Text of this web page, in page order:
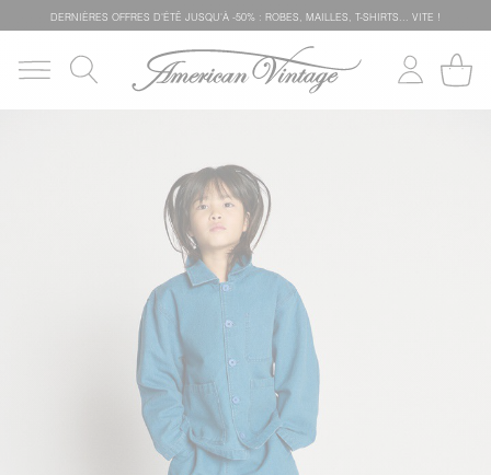
DERNIÈRES OFFRES D'ÉTÊ JUSQU'À -50% : ROBES, MAILLES, T-SHIRTS... VITE !